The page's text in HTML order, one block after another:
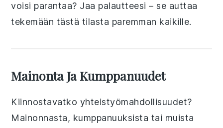
voisi parantaa? Jaa palautteesi – se auttaa
tekemään tästä tilasta paremman kaikille.
Mainonta Ja Kumppanuudet
Kiinnostavatko yhteistyömahdollisuudet?
Mainonnasta, kumppanuuksista tai muista